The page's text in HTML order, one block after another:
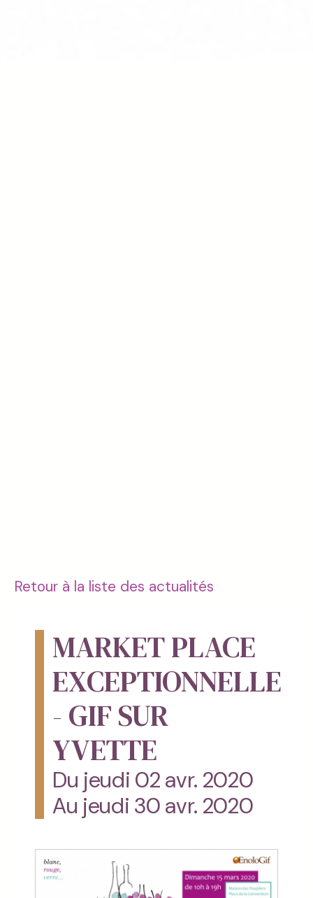
Retour à la liste des actualités
MARKET PLACE
EXCEPTIONNELLE
- GIF SUR
YVETTE
Du jeudi 02 avr. 2020
Au jeudi 30 avr. 2020